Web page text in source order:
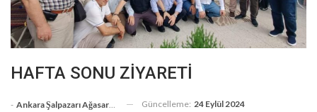
HAFTA SONU ZİYARETİ
- Ankara Şalpazarı Ağasarlılar Eğitim Kültür Ve Dayanışma Derneği Güncelleme: 24 Eylül 2024